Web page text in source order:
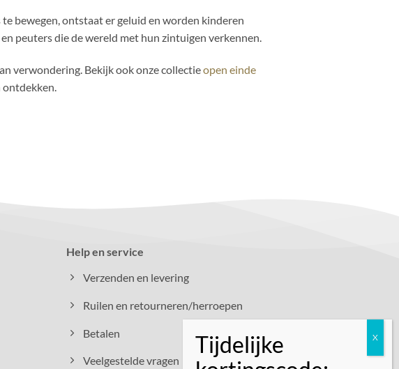
bewegen, ontstaat er geluid en worden kinderen
peuters die de wereld met hun zintuigen verkennen.
verwondering. Bekijk ook onze collectieopen einde
Help en service
Verzenden en levering
Ruilen en retourneren/herroepen
Betalen
Veelgestelde vragen